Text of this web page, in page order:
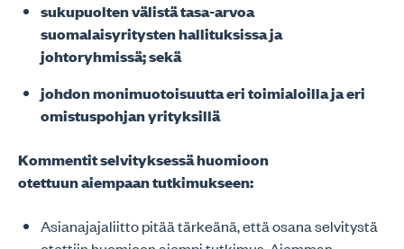
sukupuolten välistä tasa-arvoa
suomalaisyritysten hallituksissa ja
johtoryhmissä; sekä
johdon monimuotoisuutta eri toimialoilla ja eri
omistuspohjan yrityksillä
Kommentit selvityksessä huomioon
otettuun aiempaan tutkimukseen:
Asianajajaliitto pitää tärkeänä, että osana selvitystä